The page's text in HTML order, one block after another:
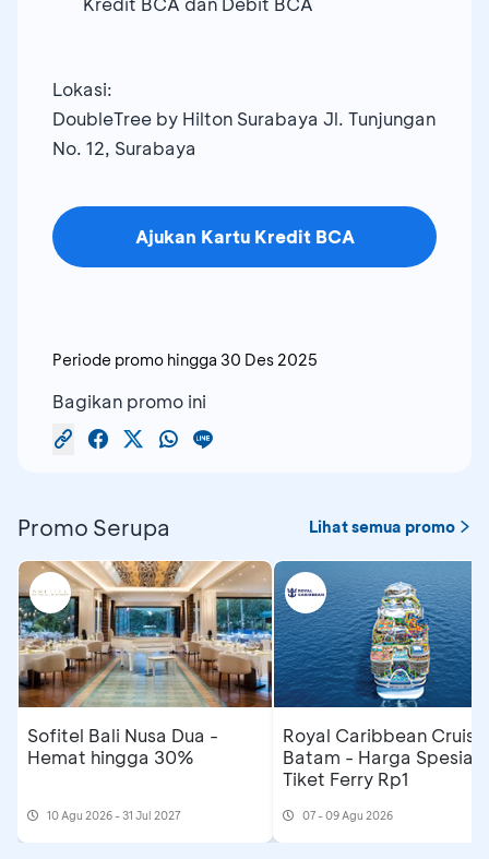
Lokasi:
DoubleTree by Hilton Surabaya Jl. Tunjungan
No. 12, Surabaya
Ajukan Kartu Kredit BCA
Periode promo hingga 30 Des 2025
Bagikan promo ini
Promo Serupa Lihat semua promo
Sofitel Bali Nusa Dua -
Hemat hingga 30%
10 Agu 2026 - 31 Jul 2027
Royal Caribbean Cruise
Batam - Harga Spesial
Tiket Ferry Rp1
07 - 09 Agu 2026